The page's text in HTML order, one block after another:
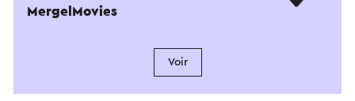
MergelMovies
Voir